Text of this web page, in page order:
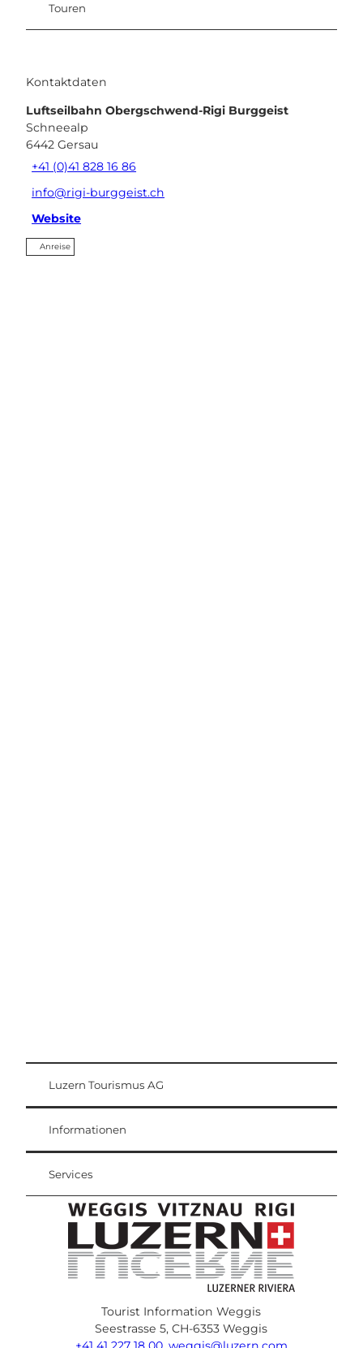
Touren
Kontaktdaten
Luftseilbahn Obergschwend-Rigi Burggeist
Schneealp
6442 Gersau
+41 (0)41 828 16 86
info@rigi-burggeist.ch
Website
Anreise
Gästekarte
Weggis Vitznau Rigi
Luzern Tourismus AG
Informationen
Services
Tourist Information Weggis
Seestrasse 5, CH-6353 Weggis